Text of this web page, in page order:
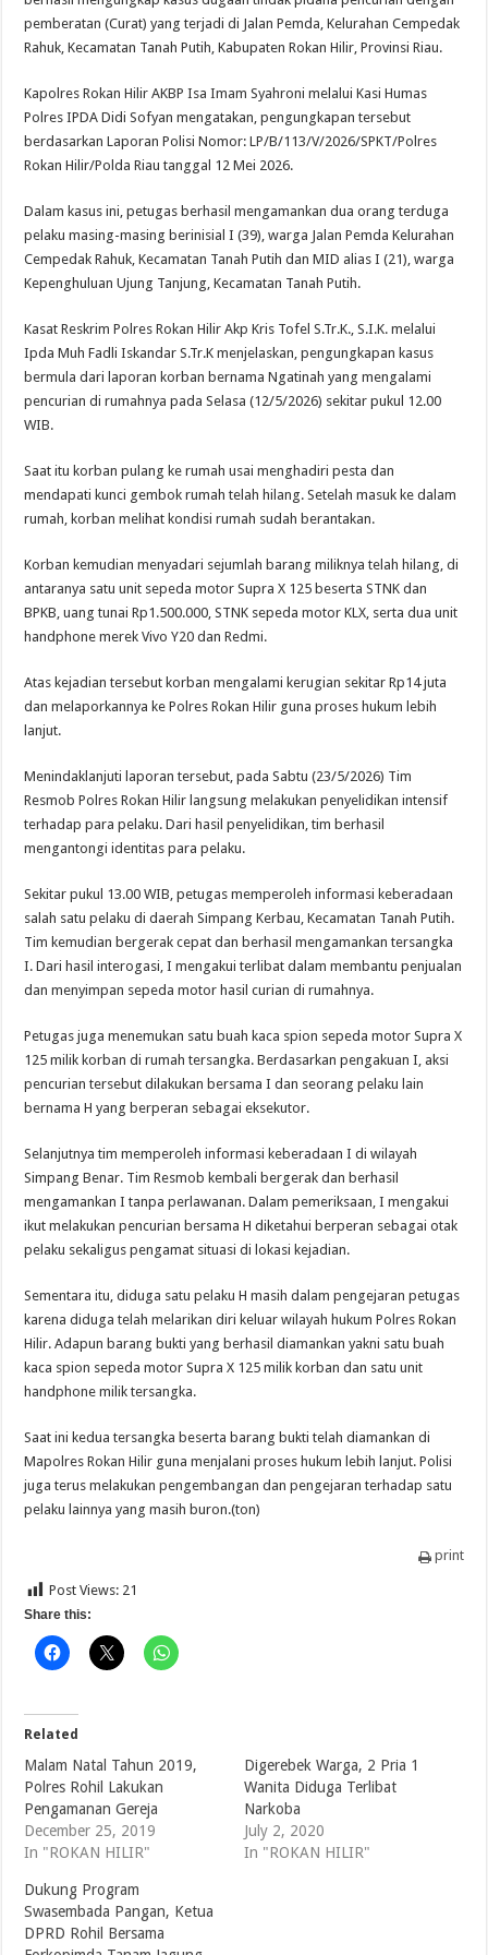
Kasus
Curat,
Pelaku
pemberatan (Curat) yang terjadi di Jalan Pemda, Kelurahan Cempedak
Rahuk, Kecamatan Tanah Putih, Kabupaten Rokan Hilir, Provinsi Riau.
Kapolres Rokan Hilir AKBP Isa Imam Syahroni melalui Kasi Humas
Polres IPDA Didi Sofyan mengatakan, pengungkapan tersebut
berdasarkan Laporan Polisi Nomor: LP/B/113/V/2026/SPKT/Polres
Rokan Hilir/Polda Riau tanggal 12 Mei 2026.
Dalam kasus ini, petugas berhasil mengamankan dua orang terduga
pelaku masing-masing berinisial I (39), warga Jalan Pemda Kelurahan
Cempedak Rahuk, Kecamatan Tanah Putih dan MID alias I (21), warga
Kepenghuluan Ujung Tanjung, Kecamatan Tanah Putih.
Kasat Reskrim Polres Rokan Hilir Akp Kris Tofel S.Tr.K., S.I.K. melalui
Ipda Muh Fadli Iskandar S.Tr.K menjelaskan, pengungkapan kasus
bermula dari laporan korban bernama Ngatinah yang mengalami
pencurian di rumahnya pada Selasa (12/5/2026) sekitar pukul 12.00
WIB.
Saat itu korban pulang ke rumah usai menghadiri pesta dan
mendapati kunci gembok rumah telah hilang. Setelah masuk ke dalam
rumah, korban melihat kondisi rumah sudah berantakan.
Korban kemudian menyadari sejumlah barang miliknya telah hilang, di
antaranya satu unit sepeda motor Supra X 125 beserta STNK dan
BPKB, uang tunai Rp1.500.000, STNK sepeda motor KLX, serta dua unit
handphone merek Vivo Y20 dan Redmi.
Atas kejadian tersebut korban mengalami kerugian sekitar Rp14 juta
dan melaporkannya ke Polres Rokan Hilir guna proses hukum lebih
lanjut.
Menindaklanjuti laporan tersebut, pada Sabtu (23/5/2026) Tim
Resmob Polres Rokan Hilir langsung melakukan penyelidikan intensif
terhadap para pelaku. Dari hasil penyelidikan, tim berhasil
mengantongi identitas para pelaku.
Sekitar pukul 13.00 WIB, petugas memperoleh informasi keberadaan
salah satu pelaku di daerah Simpang Kerbau, Kecamatan Tanah Putih.
Tim kemudian bergerak cepat dan berhasil mengamankan tersangka
I. Dari hasil interogasi, I mengakui terlibat dalam membantu penjualan
dan menyimpan sepeda motor hasil curian di rumahnya.
Petugas juga menemukan satu buah kaca spion sepeda motor Supra X
125 milik korban di rumah tersangka. Berdasarkan pengakuan I, aksi
pencurian tersebut dilakukan bersama I dan seorang pelaku lain
bernama H yang berperan sebagai eksekutor.
Selanjutnya tim memperoleh informasi keberadaan I di wilayah
Simpang Benar. Tim Resmob kembali bergerak dan berhasil
mengamankan I tanpa perlawanan. Dalam pemeriksaan, I mengakui
ikut melakukan pencurian bersama H diketahui berperan sebagai otak
pelaku sekaligus pengamat situasi di lokasi kejadian.
Sementara itu, diduga satu pelaku H masih dalam pengejaran petugas
karena diduga telah melarikan diri keluar wilayah hukum Polres Rokan
Hilir. Adapun barang bukti yang berhasil diamankan yakni satu buah
kaca spion sepeda motor Supra X 125 milik korban dan satu unit
handphone milik tersangka.
Saat ini kedua tersangka beserta barang bukti telah diamankan di
Mapolres Rokan Hilir guna menjalani proses hukum lebih lanjut. Polisi
juga terus melakukan pengembangan dan pengejaran terhadap satu
pelaku lainnya yang masih buron.(ton)
print
Post Views: 21
Share this:
Related
Malam Natal Tahun 2019,
Polres Rohil Lakukan
Pengamanan Gereja
December 25, 2019
In "ROKAN HILIR"
Digerebek Warga, 2 Pria 1
Wanita Diduga Terlibat
Narkoba
July 2, 2020
In "ROKAN HILIR"
Dukung Program
Swasembada Pangan, Ketua
DPRD Rohil Bersama